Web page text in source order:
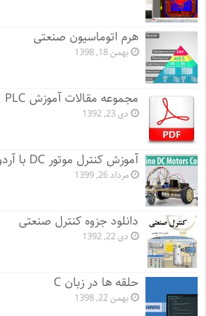
هرم اتوماسیون صنعتی
بهمن 18, 1398
مجموعه مقالات آموزش PLC
دی 23, 1392
آموزش کنترل موتور DC با آردوینو
مرداد 26, 1399
دانلود جزوه کنترل صنعتی
دی 22, 1392
حلقه ها در زبان C
بهمن 22, 1398